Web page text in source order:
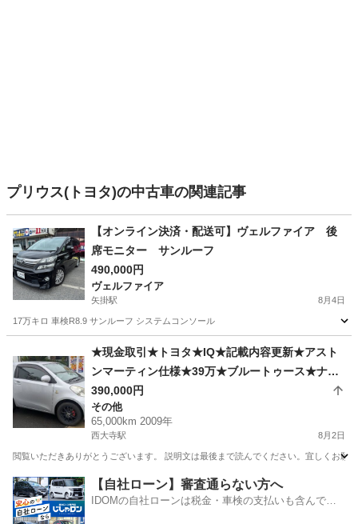
プリウス(トヨタ)の中古車の関連記事
【オンライン決済・配送可】ヴェルファイア 後
席モニター サンルーフ
490,000円
ヴェルファイア
矢掛駅 8月4日
17万キロ 車検R8.9 サンルーフ システムコンソール
矢掛駅 ヴェルファイア サンルーフ
★現金取引★トヨタ★IQ★記載内容更新★アスト
ンマーティン仕様★39万★ブルートゥース★ナビ
★バックカメラ★２１年式★65000km走行★車検
令和10年7月まで★
390,000円
その他
65,000km 2009年
西大寺駅 8月2日
閲覧いただきありがとうございます。 説明文は最後まで読んでください。宜しく
岡山 岡山市 西大寺駅 その他 アストンマーティン
【自社ローン】審査通らない方へ
IDOMの自社ローンは税金・車検の支払いも含んでい